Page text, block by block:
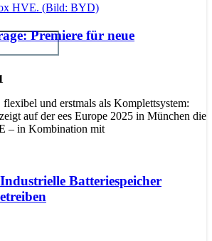
Premiere für neue
und erstmals als Komplettsystem:
auf der ees Europe 2025 in München die
– in Kombination mit
Batteriespeicher